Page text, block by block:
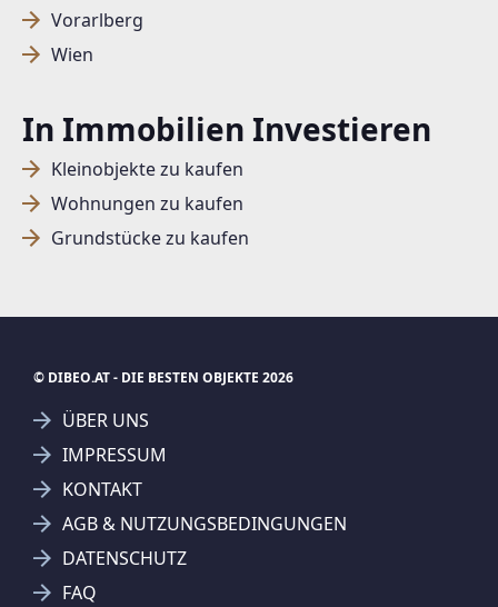
Vorarlberg
Wien
In Immobilien Investieren
Kleinobjekte zu kaufen
Wohnungen zu kaufen
Grundstücke zu kaufen
SUCHAGENT ANLEGEN FÜR DIE
AKTUELLEN SUCHKRITERIEN
© DIBEO.AT - DIE BESTEN OBJEKTE 2026
ÜBER UNS
IMPRESSUM
KONTAKT
AGB & NUTZUNGSBEDINGUNGEN
DATENSCHUTZ
FAQ